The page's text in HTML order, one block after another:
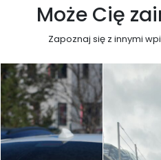
Może Cię
Zapoznaj się z innymi